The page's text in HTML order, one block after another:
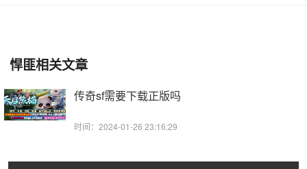
悍匪相关文章
传奇sf需要下载正版吗
时间：2024-01-26 23:16:29